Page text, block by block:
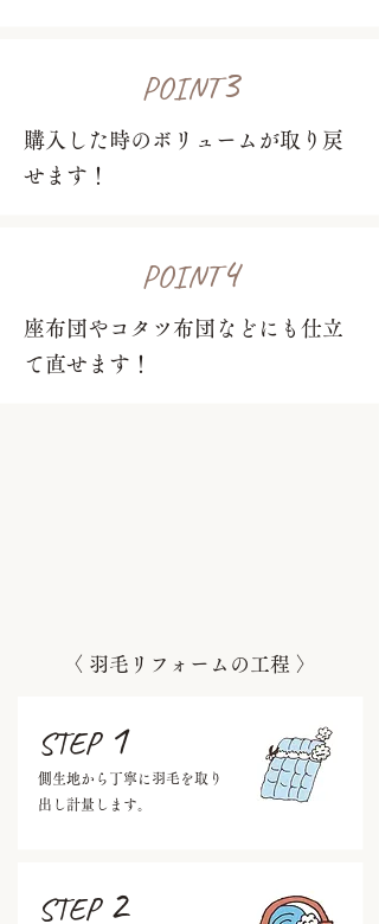
POINT3
購入した時のボリュームが取り戻
せます！
POINT4
座布団やコタツ布団などにも仕立
て直せます！
​〈 羽毛リフォームの工程 〉
STEP 1
側生地から丁寧に羽毛を取り
出し計量します。
STEP 2